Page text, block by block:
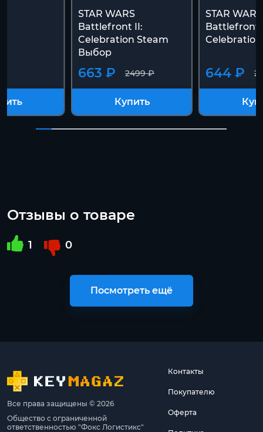
STAR WARS
Battlefront II:
Celebration Steam
Выбор
2499 ₽
663 ₽
Купить
STAR WARS
Battlefront
644 ₽
Отзывы о товаре
1 0
Посмотреть ещё
Все права защищены © 2026
Общество с ограниченной
ответственностью "Фокс Логистикс"
Контакты
Покупателю
Оферта